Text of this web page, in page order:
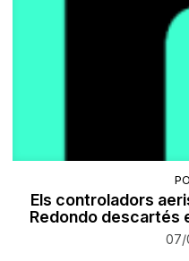
Els controladors
Redondo descartés
07/